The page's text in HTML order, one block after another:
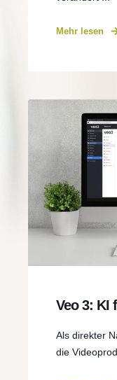
Mehr lesen
Veo 3: KI
Als direkter
die